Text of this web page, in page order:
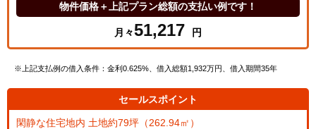
物件価格＋上記プラン総額の支払い例です！
月々51,217 円
※上記支払例の借入条件：金利0.625%、借入総額1,932万円、借入期間35年
セールスポイント
閑静な住宅地内 土地約79坪（262.94㎡）